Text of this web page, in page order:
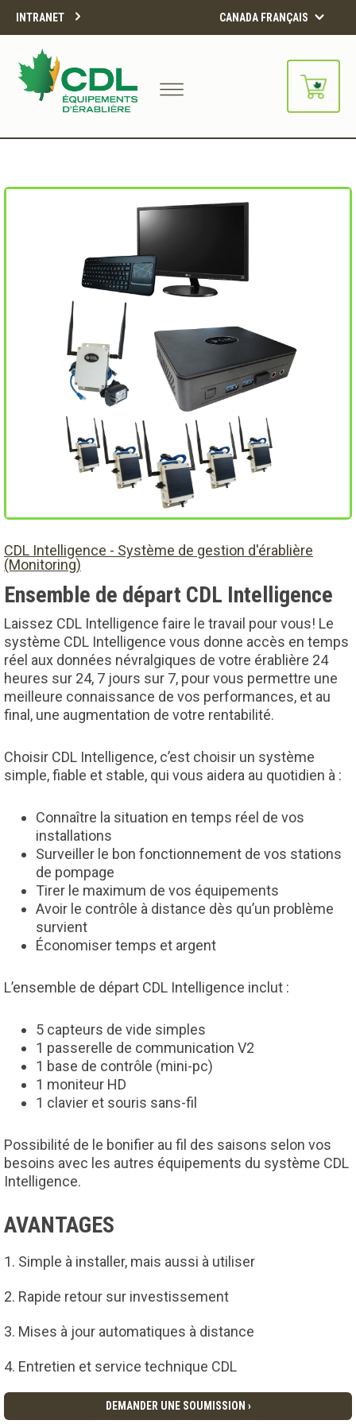
INTRANET CANADA FRANÇAIS
Merci de votre compréhension.
CDL Intelligence - Système de gestion d'érablière
(Monitoring)
Ensemble de départ CDL Intelligence
Laissez CDL Intelligence faire le travail pour vous! Le
système CDL Intelligence vous donne accès en temps
réel aux données névralgiques de votre érablière 24
heures sur 24, 7 jours sur 7, pour vous permettre une
meilleure connaissance de vos performances, et au
final, une augmentation de votre rentabilité.
Choisir CDL Intelligence, c’est choisir un système
simple, fiable et stable, qui vous aidera au quotidien à :
Connaître la situation en temps réel de vos
installations
Surveiller le bon fonctionnement de vos stations
de pompage
Tirer le maximum de vos équipements
Avoir le contrôle à distance dès qu’un problème
survient
Économiser temps et argent
L’ensemble de départ CDL Intelligence inclut :
5 capteurs de vide simples
1 passerelle de communication V2
1 base de contrôle (mini-pc)
1 moniteur HD
1 clavier et souris sans-fil
Possibilité de le bonifier au fil des saisons selon vos
besoins avec les autres équipements du système CDL
Intelligence.
AVANTAGES
Simple à installer, mais aussi à utiliser
Rapide retour sur investissement
Mises à jour automatiques à distance
Entretien et service technique CDL
DEMANDER UNE SOUMISSION ›